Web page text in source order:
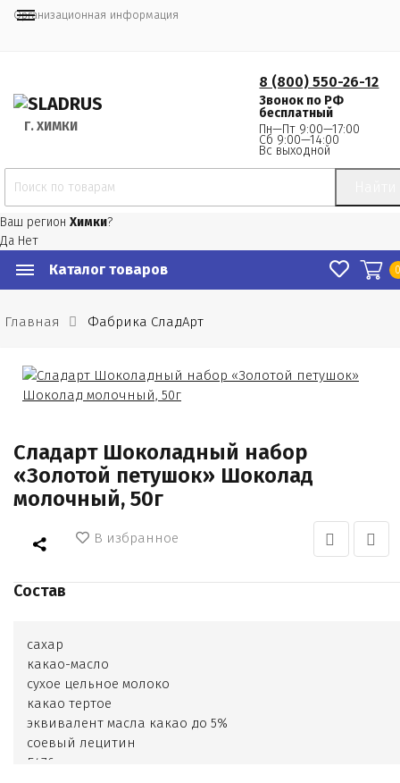
Организационная информация
Г. ХИМКИ
8 (800) 550-26-12
Звонок по РФ
бесплатный
Пн—Пт 9:00—17:00
Сб 9:00—14:00
Вс выходной
Ваш регион Химки?
Да Нет
Каталог товаров
Главная Фабрика СладАрт
Сладарт Шоколадный набор
«Золотой петушок» Шоколад
молочный, 50г
В избранное
Состав
сахар
какао-масло
сухое цельное молоко
какао тертое
эквивалент масла какао до 5%
соевый лецитин
Е476